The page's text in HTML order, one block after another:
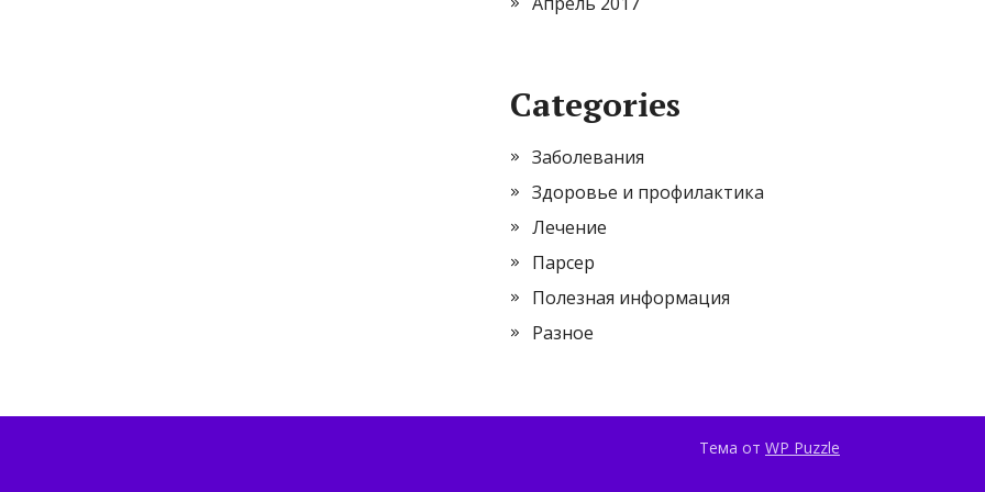
Categories
Заболевания
Здоровье и профилактика
Лечение
Парсер
Полезная информация
Разное
Тема от WP Puzzle